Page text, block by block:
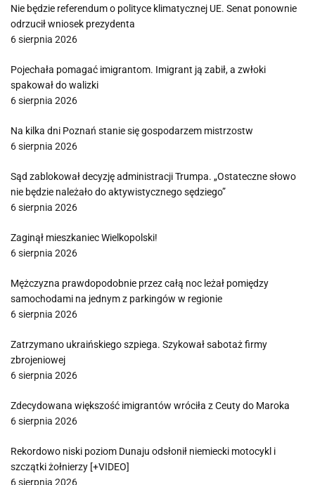
Nie będzie referendum o polityce klimatycznej UE. Senat ponownie
odrzucił wniosek prezydenta
6 sierpnia 2026
Pojechała pomagać imigrantom. Imigrant ją zabił, a zwłoki
spakował do walizki
6 sierpnia 2026
Na kilka dni Poznań stanie się gospodarzem mistrzostw
6 sierpnia 2026
Sąd zablokował decyzję administracji Trumpa. „Ostateczne słowo
nie będzie należało do aktywistycznego sędziego”
6 sierpnia 2026
Zaginął mieszkaniec Wielkopolski!
6 sierpnia 2026
Mężczyzna prawdopodobnie przez całą noc leżał pomiędzy
samochodami na jednym z parkingów w regionie
6 sierpnia 2026
Zatrzymano ukraińskiego szpiega. Szykował sabotaż firmy
zbrojeniowej
6 sierpnia 2026
Zdecydowana większość imigrantów wróciła z Ceuty do Maroka
6 sierpnia 2026
Rekordowo niski poziom Dunaju odsłonił niemiecki motocykl i
szczątki żołnierzy [+VIDEO]
6 sierpnia 2026